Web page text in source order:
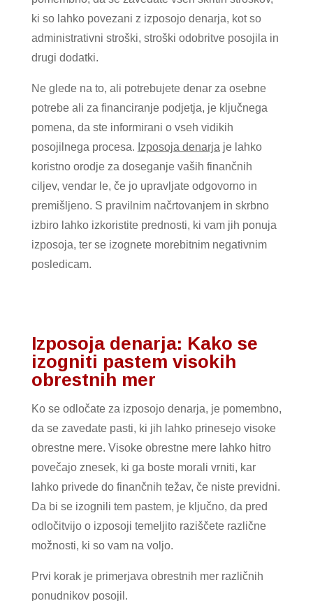
ki so lahko povezani z izposojo denarja, kot so
administrativni stroški, stroški odobritve posojila in
drugi dodatki.
Ne glede na to, ali potrebujete denar za osebne
potrebe ali za financiranje podjetja, je ključnega
pomena, da ste informirani o vseh vidikih
posojilnega procesa. Izposoja denarja je lahko
koristno orodje za doseganje vaših finančnih
ciljev, vendar le, če jo upravljate odgovorno in
premišljeno. S pravilnim načrtovanjem in skrbno
izbiro lahko izkoristite prednosti, ki vam jih ponuja
izposoja, ter se izognete morebitnim negativnim
posledicam.
Izposoja denarja: Kako se
izogniti pastem visokih
obrestnih mer
Ko se odločate za izposojo denarja, je pomembno,
da se zavedate pasti, ki jih lahko prinesejo visoke
obrestne mere. Visoke obrestne mere lahko hitro
povečajo znesek, ki ga boste morali vrniti, kar
lahko privede do finančnih težav, če niste previdni.
Da bi se izognili tem pastem, je ključno, da pred
odločitvijo o izposoji temeljito raziščete različne
možnosti, ki so vam na voljo.
Prvi korak je primerjava obrestnih mer različnih
ponudnikov posojil.